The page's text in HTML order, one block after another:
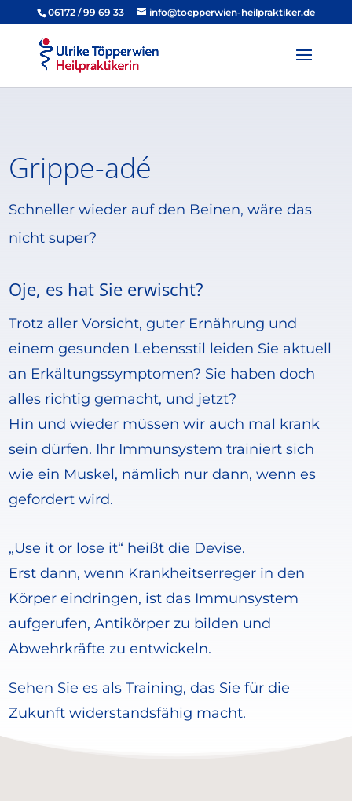
06172 / 99 69 33 info@toepperwien-heilpraktiker.de
Grippe-adé
Schneller wieder auf den Beinen, wäre das
nicht super?
Oje, es hat Sie erwischt?
Trotz aller Vorsicht, guter Ernährung und
einem gesunden Lebensstil leiden Sie aktuell
an Erkältungssymptomen? Sie haben doch
alles richtig gemacht, und jetzt?
Hin und wieder müssen wir auch mal krank
sein dürfen. Ihr Immunsystem trainiert sich
wie ein Muskel, nämlich nur dann, wenn es
gefordert wird.
„Use it or lose it“ heißt die Devise.
Erst dann, wenn Krankheitserreger in den
Körper eindringen, ist das Immunsystem
aufgerufen, Antikörper zu bilden und
Abwehrkräfte zu entwickeln.
Sehen Sie es als Training, das Sie für die
Zukunft widerstandsfähig macht.